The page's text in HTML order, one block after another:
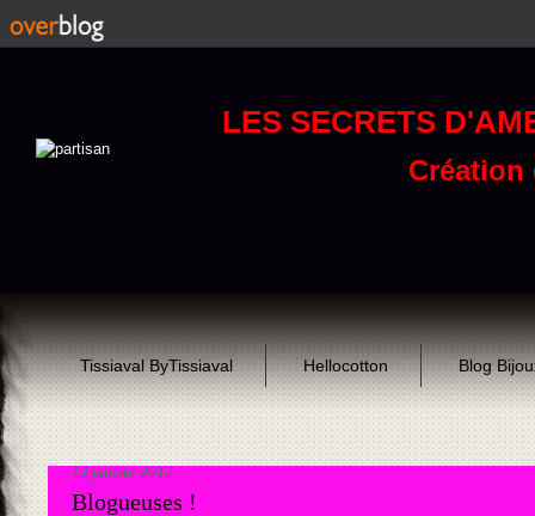
LES SECRETS
Création
Tissiaval ByTissiaval Hellocotton Blog
12 janvier 2012
Blogueuses !